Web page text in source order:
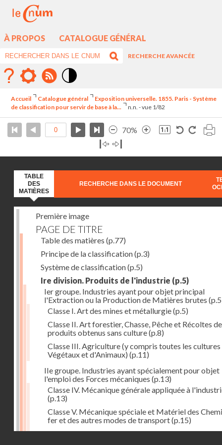
À PROPOS CATALOGUE GÉNÉRAL
RECHERCHE AVANCÉE
élévé
Accueil Catalogue général
Exposition universelle. 1855. Paris - Système
de classification pour servir de base à la...
n.n. - vue 1/82
70%
TABLE
DES
MATIÈRES
RECHERCHE DANS LE DOCUMENT
Première image
PAGE DE TITRE
Table des matières (p.77)
Principe de la classification(p.3)
Système de classification(p.5)
Ire division. Produits de l'industrie (p.5)
Ier groupe. Industries ayant pour objet principal
l'Extraction ou la Production de Matières brutes
Classe I. Art des mines et métallurgie(p.5)
Classe II. Art forestier, Chasse, Pêche et Récoltes de
produits obtenus sans culture(p.8)
Classe III. Agriculture (y compris toutes les cultures
Végétaux et d'Animaux) (p.11)
IIe groupe. Industries ayant spécialement pour objet
l'emploi des Forces mécaniques (p.13)
Classe IV. Mécanique générale appliquée à
(p.13)
Classe V. Mécanique spéciale et Matériel des
fer et des autres modes de transport(p.15)
Classe VI. Mécanique spéciale et Matériel des